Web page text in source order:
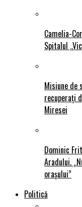
Camelia-
Spitalul
Misiune de
recuperați
Miresei
Dominic
Aradului.
orașului”
Politică